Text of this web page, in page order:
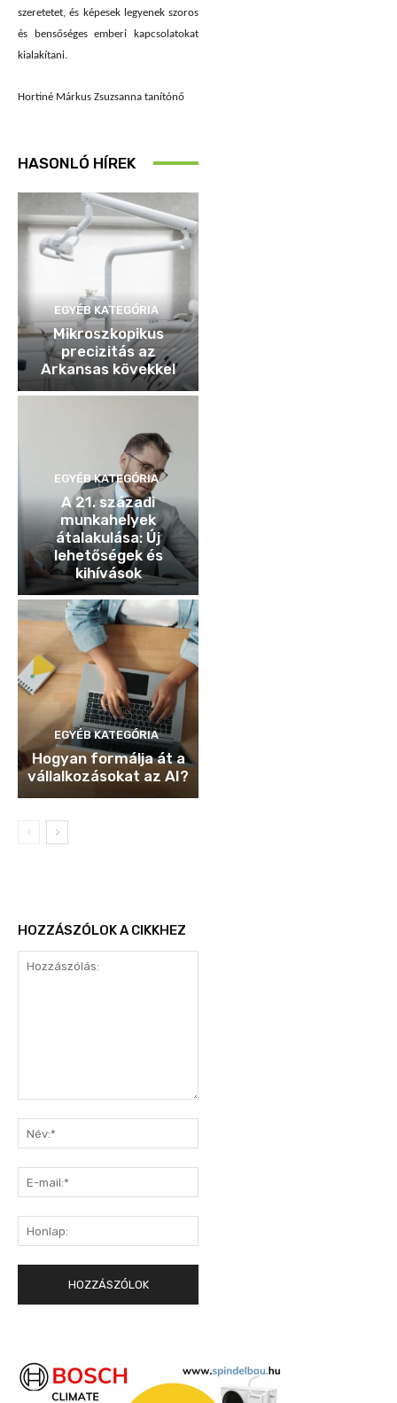
szeretetet, és képesek legyenek szoros
és bensőséges emberi kapcsolatokat
kialakítani.
Hortiné Márkus Zsuzsanna tanítónő
HASONLÓ HÍREK
EGYÉB KATEGÓRIA
Mikroszkopikus
precizitás az
Arkansas kövekkel
EGYÉB KATEGÓRIA
A 21. századi
munkahelyek
átalakulása: Új
lehetőségek és
kihívások
EGYÉB KATEGÓRIA
Hogyan formálja át a
vállalkozásokat az AI?
HOZZÁSZÓLOK A CIKKHEZ
mail:*